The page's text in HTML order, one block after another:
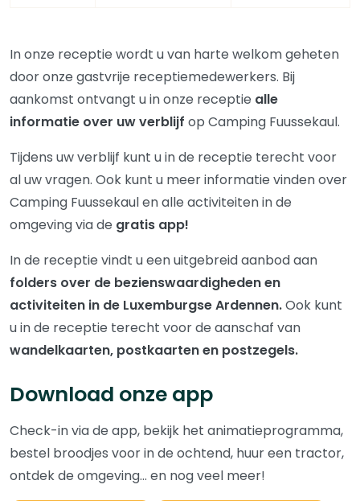
In onze receptie wordt u van harte welkom geheten
door onze gastvrije receptiemedewerkers. Bij
aankomst ontvangt u in onze receptie alle
informatie over uw verblijf op Camping Fuussekaul.
Tijdens uw verblijf kunt u in de receptie terecht voor
al uw vragen. Ook kunt u meer informatie vinden over
Camping Fuussekaul en alle activiteiten in de
omgeving via de gratis app!
In de receptie vindt u een uitgebreid aanbod aan
folders over de bezienswaardigheden en
activiteiten in de Luxemburgse Ardennen.Ook kunt
u in de receptie terecht voor de aanschaf van
wandelkaarten, postkaarten en postzegels.
Download onze app
Check-in via de app, bekijk het animatieprogramma,
bestel broodjes voor in de ochtend, huur een tractor,
ontdek de omgeving... en nog veel meer!